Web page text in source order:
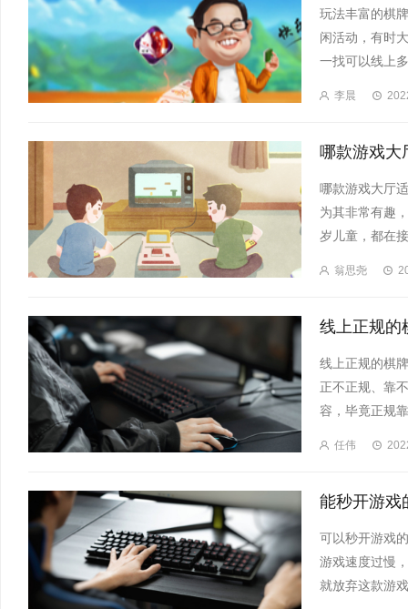
玩法丰富的棋
闲活动，有时
一找可以线上
李晨
哪款游戏大
哪款游戏大厅
为其非常有趣
岁儿童，都在
翁思尧
线上正规的棋
正不正规、靠
容，毕竟正规
任伟
可以秒开游戏
游戏速度过慢
就放弃这款游